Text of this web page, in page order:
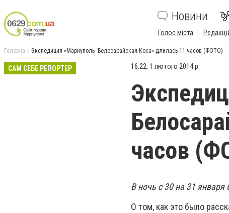
Новини
Голос міста
Головна Экспедиция «Мариуполь- Белосарайская Коса» длилась 11 часов (ФОТО)
САМ СЕБЕ РЕПОРТЕР 16:22, 1 лютого 2014 р.
часов
В ночь с 30 на 31
О том, как это было